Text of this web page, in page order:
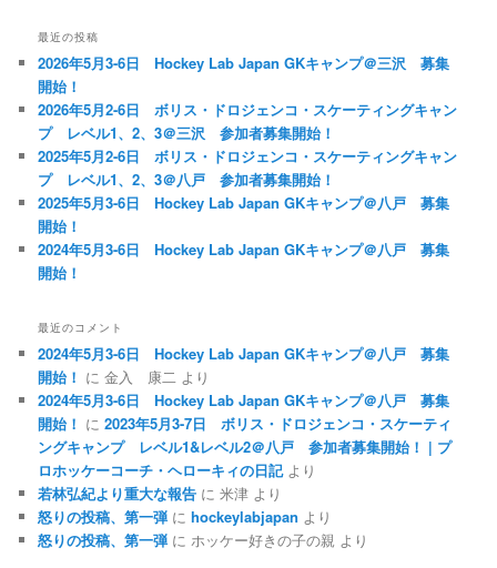
最近の投稿
2026年5月3-6日 Hockey Lab Japan GKキャンプ＠三沢 募集
開始！
2026年5月2-6日 ボリス・ドロジェンコ・スケーティングキャン
プ レベル1、2、3＠三沢 参加者募集開始！
2025年5月2-6日 ボリス・ドロジェンコ・スケーティングキャン
プ レベル1、2、3＠八戸 参加者募集開始！
2025年5月3-6日 Hockey Lab Japan GKキャンプ＠八戸 募集
開始！
2024年5月3-6日 Hockey Lab Japan GKキャンプ＠八戸 募集
開始！
最近のコメント
2024年5月3-6日 Hockey Lab Japan GKキャンプ＠八戸 募集
開始！ に金入 康二 より
2024年5月3-6日 Hockey Lab Japan GKキャンプ＠八戸 募集
開始！ に2023年5月3-7日 ボリス・ドロジェンコ・スケーティ
ングキャンプ レベル1&レベル2＠八戸 参加者募集開始！ | プ
ロホッケーコーチ・ヘローキィの日記より
若林弘紀より重大な報告 に米津 より
怒りの投稿、第一弾 にhockeylabjapan より
怒りの投稿、第一弾 にホッケー好きの子の親 より